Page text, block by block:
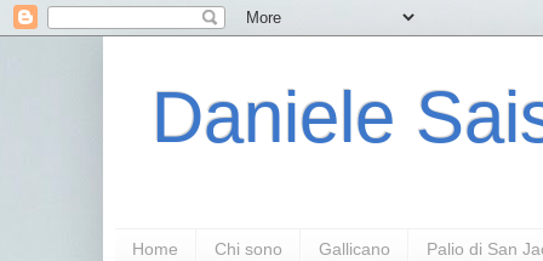
Daniele
Home Chi sono Gallicano Palio di San